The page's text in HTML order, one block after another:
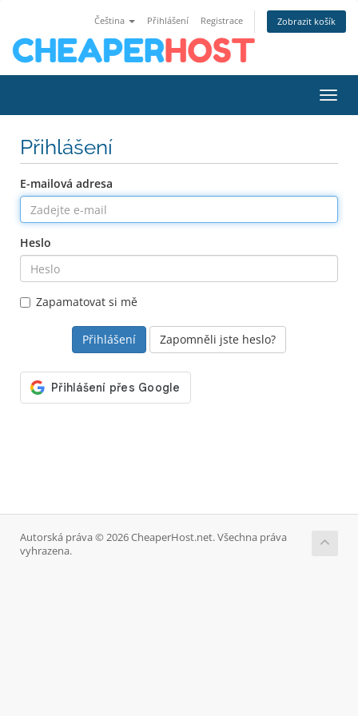
Čeština Přihlášení Registrace Zobrazit košík
Přihlášení
E-mailová adresa
Heslo
Zapamatovat si mě
Zapomněli jste heslo?
Autorská práva © 2026 CheaperHost.net. Všechna práva
vyhrazena.